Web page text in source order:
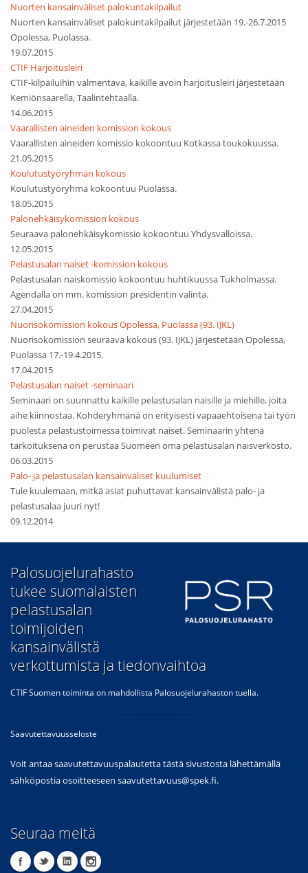
Nuorten kansainväliset palokuntakilpailut
Nuorten kansainväliset palokuntakilpailut järjestetään 19.-26.7.2015
Opolessa, Puolassa.
19.07.2015
CTIF Harjoitusleiri
CTIF-kilpailuihin valmentava, kaikille avoin harjoitusleiri järjestetään
Kemiönsaarella, Taalintehtaalla.
14.06.2015
Vaarallisten aineiden komission kokous
Vaarallisten aineiden komissio kokoontuu Kotkassa toukokuussa.
21.05.2015
Koulutustyöryhmän kokous
Koulutustyöryhmä kokoontuu Puolassa.
18.05.2015
Palonehkäisykomission kokous
Seuraava palonehkäisykomissio kokoontuu Yhdysvalloissa.
12.05.2015
Pelastusalan naiset -komission kokous
Pelastusalan naiskomissio kokoontuu huhtikuussa Tukholmassa.
Agendalla on mm. komission presidentin valinta.
27.04.2015
Nuorisokomission kokous Opolessa, Puolassa (93. IJKL)
Nuorisokomission seuraava kokous (93. IJKL) järjestetään Opolessa,
Puolassa 17.-19.4.2015.
17.04.2015
Pelastusalan naiset -seminaari
Seminaari on suunnattu kaikille pelastusalan naisille ja miehille, joita
aihe kiinnostaa. Kohderyhmänä on erityisesti vapaaehtoisena tai työn
puolesta pelastustoimessa toimivat naiset. Seminaarin yhtenä
tarkoituksena on perustaa Suomeen oma pelastusalan naisverkosto.
06.03.2015
Palo- ja pelastusalan kansainväliset kuulumiset
Tule kuulemaan, mitkä asiat puhuttavat kansainvälistä palo- ja
pelastusalaa juuri nyt!
09.12.2014
​Palosuojelurahasto
tukee suomalaisten
pelastusalan
toimijoiden
kansainvälistä
verkottumista ja tiedonvaihtoa
CTIF Suomen toiminta on mahdollista Palosuojelurahaston tuella.
Saavutettavuusseloste
Voit antaa saavutettavuuspalautetta tästä sivustosta lähettämällä
sähköpostia osoitteeseen saavutettavuus@spek.fi.
Seuraa meitä